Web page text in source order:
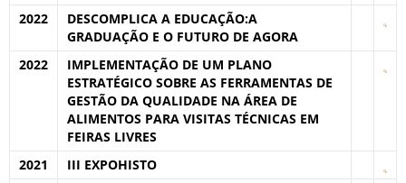
2022
DESCOMPLICA A EDUCAÇÃO:A
GRADUAÇÃO E O FUTURO DE AGORA
2022
IMPLEMENTAÇÃO DE UM PLANO
ESTRATÉGICO SOBRE AS FERRAMENTAS DE
GESTÃO DA QUALIDADE NA ÁREA DE
ALIMENTOS PARA VISITAS TÉCNICAS EM
FEIRAS LIVRES
2021
III EXPOHISTO